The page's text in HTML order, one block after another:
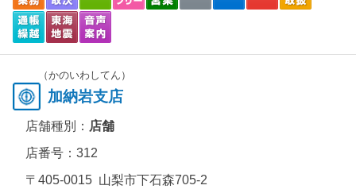
（かのいわしてん）
加納岩支店
店舗種別： 店舗
店番号：312
〒405-0015 山梨市下石森705-2